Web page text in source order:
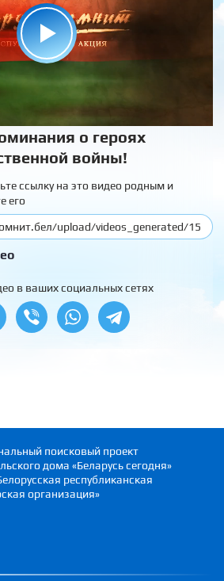
о героях
войны!
ссылку на это видео родным и
его
в ваших социальных сетях
поисковый проект
дома «Беларусь сегодня»
республиканская
организация»